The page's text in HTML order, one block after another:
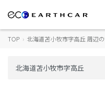
TOP › 北海道苫小牧市字高丘 周辺